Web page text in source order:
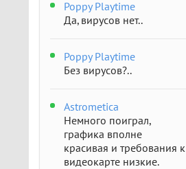
Poppy Playtime
Да, вирусов нет..
Poppy Playtime
Без вирусов?..
Astrometica
Немного поиграл,
графика вполне
красивая и требования к
видеокарте низкие.